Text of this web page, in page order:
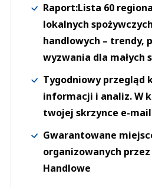
Raport:Lista 60
lokalnych
handlowych – trendy,
wyzwania dla małych
Tygodniowy przegląd
informacji i analiz. W
twojej skrzynce e-
Gwarantowane
organizowanych
Handlowe